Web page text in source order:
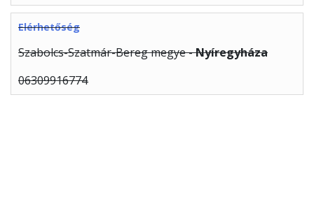
Elérhetőség
Szabolcs-Szatmár-Bereg megye -Nyíregyháza
06309916774